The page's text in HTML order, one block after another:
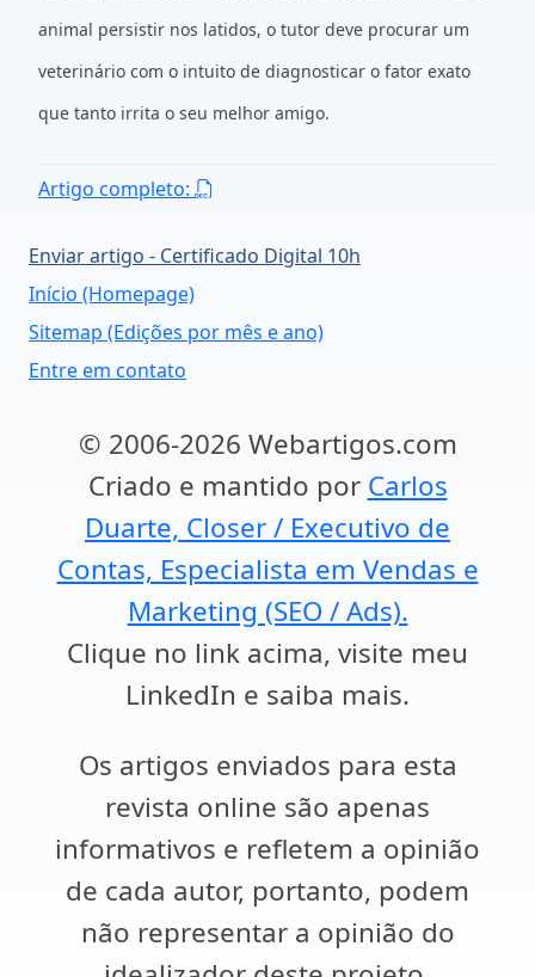
animal persistir nos latidos, o tutor deve procurar um
veterinário com o intuito de diagnosticar o fator exato
que tanto irrita o seu melhor amigo.
Artigo completo:
Enviar artigo - Certificado Digital 10h
Início (Homepage)
Sitemap (Edições por mês e ano)
Entre em contato
© 2006-2026 Webartigos.com
Criado e mantido por Carlos
Duarte, Closer / Executivo de
Contas, Especialista em Vendas e
Marketing (SEO / Ads).
Clique no link acima, visite meu
LinkedIn e saiba mais.
Os artigos enviados para esta
revista online são apenas
informativos e refletem a opinião
de cada autor, portanto, podem
não representar a opinião do